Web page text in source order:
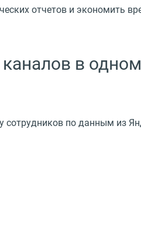
отчетов и экономить
в
сотрудников по данным из